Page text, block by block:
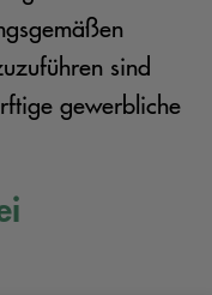
sind
gewerbliche